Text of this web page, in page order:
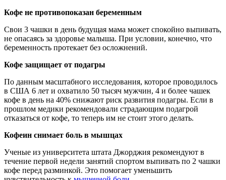
Кофе не противопоказан беременным
Свои 3 чашки в день будущая мама может спокойно выпивать,
не опасаясь за здоровье малыша. При условии, конечно, что
беременность протекает без осложнений.
Кофе защищает от подагры
По данным масштабного исследования, которое проводилось
в США 6 лет и охватило 50 тысяч мужчин, 4 и более чашек
кофе в день на 40% снижают риск развития подагры. Если в
прошлом медики рекомендовали страдающим подагрой
отказаться от кофе, то теперь им не стоит этого делать.
Кофеин снимает боль в мышцах
Ученые из университета штата Джорджия рекомендуют в
течение первой недели занятий спортом выпивать по 2 чашки
кофе перед разминкой. Это помогает уменьшить